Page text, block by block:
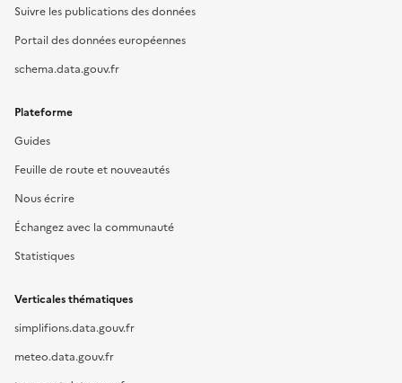
Suivre les publications des données
Portail des données européennes
schema.data.gouv.fr
Plateforme
Guides
Feuille de route et nouveautés
Nous écrire
Échangez avec la communauté
Statistiques
Verticales thématiques
simplifions.data.gouv.fr
meteo.data.gouv.fr